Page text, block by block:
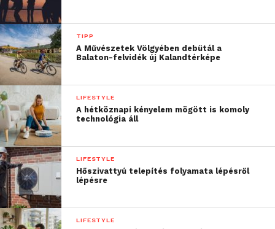
A havi számlavezetési díj
A tranzakciós költségek
A bankkártya éves vagy havi díja
Az SMS díj
Az SMS számlaőr szolgáltatás díja
Az SMS kártyaőr szolgáltatás díja
A készpénzfelvétel díja
A hitelek, tartozások kamata
A mobilbank vagy internetbank havi
díja
Viszont vannak olyan dolgok, amelyek nem fognak a
TIPP
A Művészetek Völgyében debütál a
Balaton-felvidék új Kalandtérképe
LIFESTYLE
A hétköznapi kényelem mögött is komoly
technológia áll
LIFESTYLE
Hőszivattyú telepítés folyamata lépésről
lépésre
LIFESTYLE